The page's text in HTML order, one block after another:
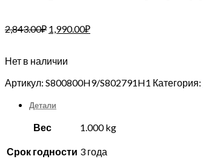
2,843.00₽ 1,990.00₽
Нет в наличии
Артикул: S800800H9/S802791H1 Категория:
Детали
Вес 1.000 kg
Срок годности 3 года